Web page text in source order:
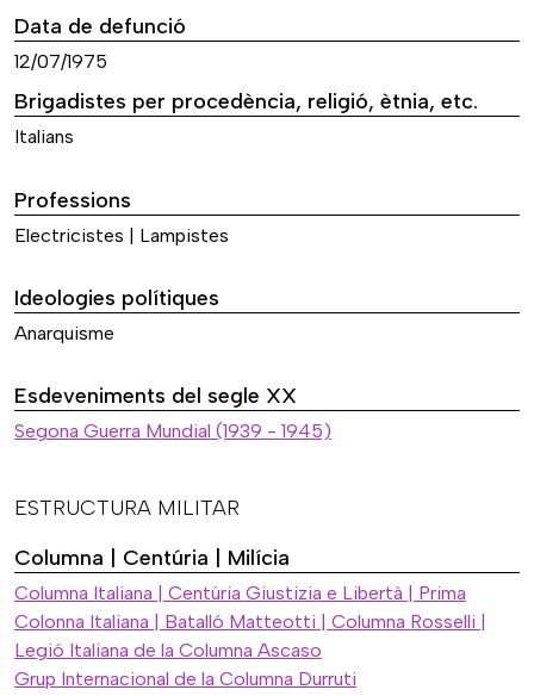
Data de defunció
12/07/1975
Brigadistes per procedència, religió, ètnia, etc.
Italians
Professions
Electricistes | Lampistes
Ideologies polítiques
Anarquisme
Esdeveniments del segle XX
Segona Guerra Mundial (1939 - 1945)
ESTRUCTURA MILITAR
Columna | Centúria | Milícia
Columna Italiana | Centúria Giustizia e Libertà | Prima
Colonna Italiana | Batalló Matteotti | Columna Rosselli |
Legió Italiana de la Columna Ascaso
Grup Internacional de la Columna Durruti